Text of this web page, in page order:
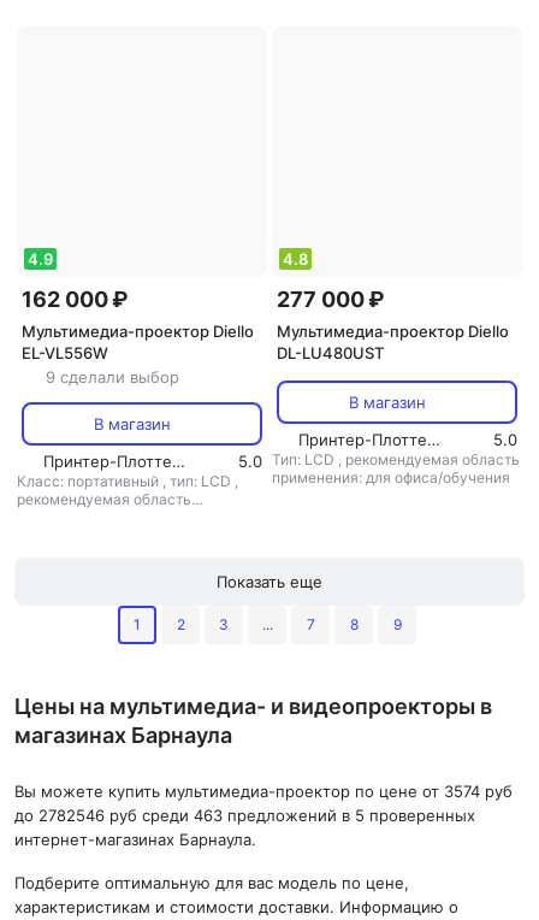
4.9
162 000 ₽
Мультимедиа-проектор Diello
EL-VL556W
9 сделали выбор
В магазин
Принтер-Плоттер.ру
5.0
Класс: портативный , тип: LCD ,
рекомендуемая область
4.8
277 000 ₽
Мультимедиа-проектор Diello
DL-LU480UST
В магазин
Принтер-Плоттер.ру
5.0
Тип: LCD , рекомендуемая область
применения: для офиса/обучения
Показать еще
1 2 3 ... 7 8 9
Цены на мультимедиа- и видеопроекторы в
магазинах Барнаула
Вы можете купить мультимедиа-проектор по цене от 3574 руб
до 2782546 руб среди 463 предложений в 5 проверенных
интернет-магазинах Барнаула.
Подберите оптимальную для вас модель по цене,
характеристикам и стоимости доставки. Информацию о